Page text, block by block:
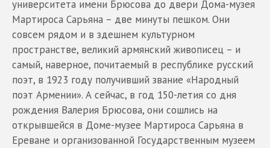
университета имени Брюсова до двери Дома-музея
Мартироса Сарьяна – две минуты пешком. Они
совсем рядом и в здешнем культурном
пространстве, великий армянский живописец – и
самый, наверное, почитаемый в республике русский
поэт, в 1923 году получивший звание «Народный
поэт Армении». А сейчас, в год 150-летия со дня
рождения Валерия Брюсова, они сошлись на
открывшейся в Доме-музее Мартироса Сарьяна в
Ереване и организованной Государственным музеем